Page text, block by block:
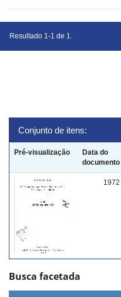
Resultado 1-1 de 1.
Conjunto de itens:
Pré-visualização
Data do
documento
1972
Busca facetada